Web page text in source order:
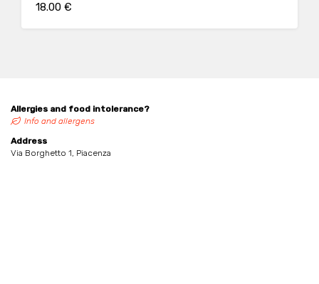
18.00 €
Allergies and food intolerance?
Info and allergens
Address
Via Borghetto 1, Piacenza